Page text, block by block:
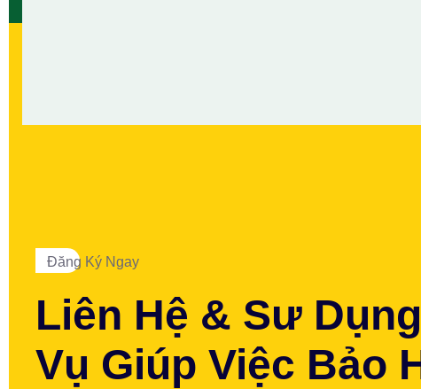
Đăng Ký Ngay
Liên Hệ & Sư
Vụ Giúp Việc Bảo